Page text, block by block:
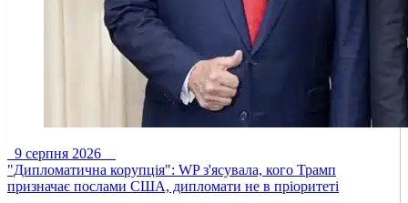
9 серпня 2026
"Дипломатична корупція": WP з'ясувала, кого Трамп
призначає послами США, дипломати не в пріоритеті